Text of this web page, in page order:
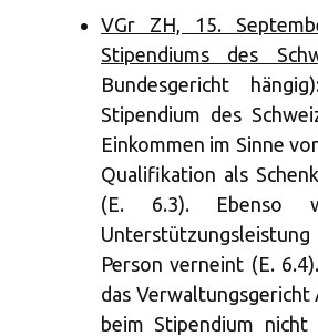
VGr ZH, 15.
Stipendiums des
Bundesgericht
Stipendium des
Einkommen im Sinne
Qualifikation als
(E. 6.3). Ebenso
Person verneint (E.
das Verwaltungsgericht
beim Stipendium